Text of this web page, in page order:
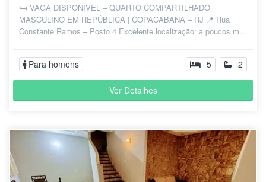
🛏️ VAGA DISPONÍVEL – QUARTO COMPARTILHADO
MASCULINO EM REPÚBLICA | COPACABANA – RJ 📍 Rua
Constante Ramos – Posto 4 Excelente localização: a poucos m...
Para homens 5 2
Ver Detalhes